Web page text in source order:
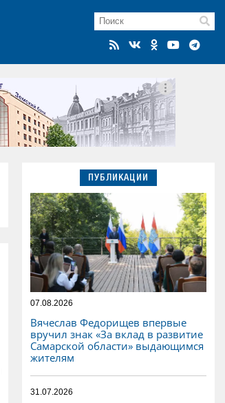
ПУБЛИКАЦИИ
07.08.2026
Вячеслав Федорищев впервые
вручил знак «За вклад в развитие
Самарской области» выдающимся
жителям
31.07.2026